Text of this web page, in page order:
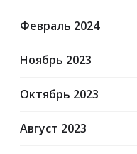
Февраль 2024
Ноябрь 2023
Октябрь 2023
Август 2023